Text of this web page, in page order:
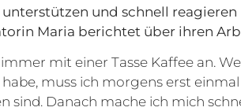
und schnell reagieren
Maria berichtet über ihren
mit einer Tasse Kaffee an.
muss ich morgens erst
sind. Danach mache ich mich